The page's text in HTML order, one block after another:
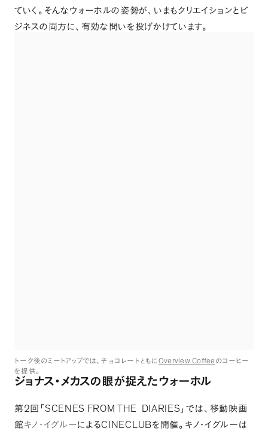
ていく。 そんなウォーホルの姿勢が 、 いまもクリエイションとビ
ジネスの両方に 、 有効な問いを投げかけています。
トーク後のミートアップでは、 チョコレートともに Overview Coffee のコーヒー
を提供。
ジョナス・メカスの眼が捉えたウォーホル
第 2 回 「SCENES FROM THE DIARIES 」 では 、 移動映画
館 キノ・イグルーによるCINECLUBを開催。 キノ・イグルーは